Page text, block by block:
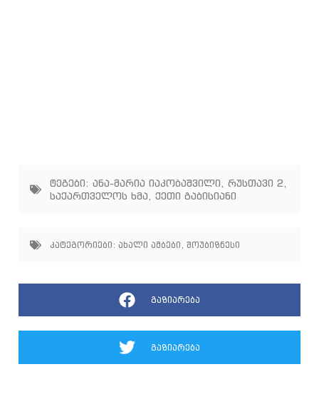
ტეგები: ანა-მარია იაკობაშვილი რუსთავი 2
საქართველოს ხმა
ქეთი გაბისიანი
კატეგორიები: ახალი ამბები , შოუბიზნესი
გაზიარება
გაზიარება